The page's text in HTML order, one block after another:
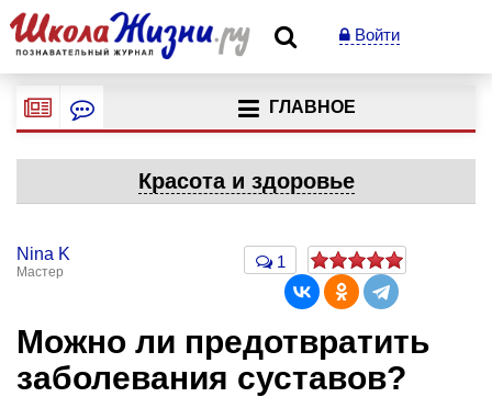
Войти
ГЛАВНОЕ
Красота и здоровье
Nina K
Мастер
1
Можно ли предотвратить
заболевания суставов?